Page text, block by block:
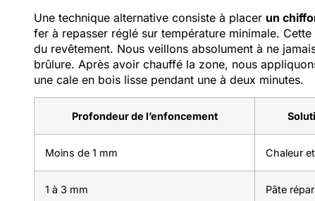
Une technique alternative consiste à placer un
fer à repasser réglé sur température minimale.
du revêtement. Nous veillons absolument à ne
brûlure. Après avoir chauffé la zone, nous
une cale en bois lisse pendant une à deux minutes.
Profondeur de l’enfoncement
Moins de 1 mm Chaleur
1 à 3 mm Pâte